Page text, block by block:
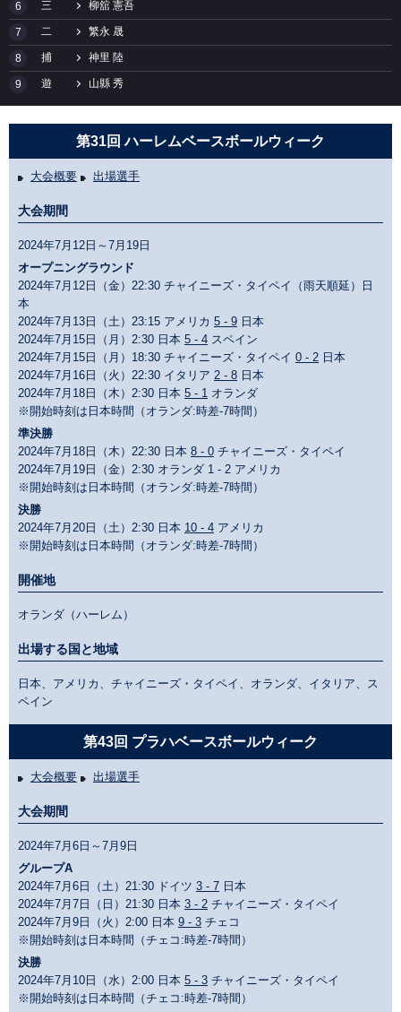
6 三 柳舘 憲吾
7 二 繁永 晟
8 捕 神里 陸
9 遊 山縣 秀
第31回 ハーレムベースボールウィーク
大会概要 出場選手
大会期間
2024年7月12日～7月19日
オープニングラウンド
2024年7月12日（金）22:30 チャイニーズ・タイペイ（雨天順延）日
本
2024年7月13日（土）23:15 アメリカ 5 - 9 日本
2024年7月15日（月）2:30 日本 5 - 4 スペイン
2024年7月15日（月）18:30 チャイニーズ・タイペイ 0 - 2 日本
2024年7月16日（火）22:30 イタリア 2 - 8 日本
2024年7月18日（木）2:30 日本 5 - 1 オランダ
※開始時刻は日本時間（オランダ:時差-7時間）
準決勝
2024年7月18日（木）22:30 日本 8 - 0 チャイニーズ・タイペイ
2024年7月19日（金）2:30 オランダ 1 - 2 アメリカ
※開始時刻は日本時間（オランダ:時差-7時間）
決勝
2024年7月20日（土）2:30 日本 10 - 4 アメリカ
※開始時刻は日本時間（オランダ:時差-7時間）
開催地
オランダ（ハーレム）
出場する国と地域
日本、アメリカ、チャイニーズ・タイペイ、オランダ、イタリア、ス
ペイン
第43回 プラハベースボールウィーク
大会概要 出場選手
大会期間
2024年7月6日～7月9日
グループA
2024年7月6日（土）21:30 ドイツ 3 - 7 日本
2024年7月7日（日）21:30 日本 3 - 2 チャイニーズ・タイペイ
2024年7月9日（火）2:00 日本 9 - 3 チェコ
※開始時刻は日本時間（チェコ:時差-7時間）
決勝
2024年7月10日（水）2:00 日本 5 - 3 チャイニーズ・タイペイ
※開始時刻は日本時間（チェコ:時差-7時間）